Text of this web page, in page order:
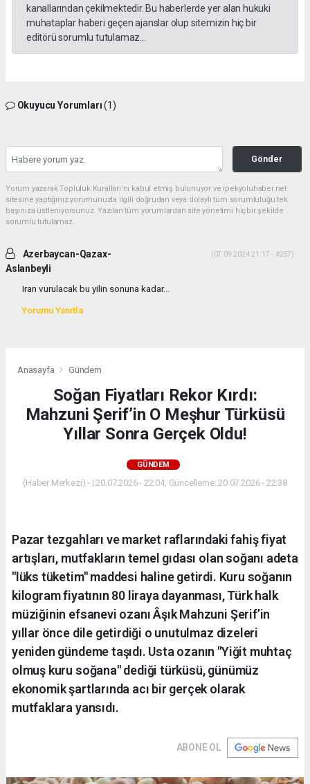
kanallarından çekilmektedir. Bu haberlerde yer alan hukuki
muhataplar haberi geçen ajanslar olup sitemizin hiç bir
editörü sorumlu tutulamaz...
Okuyucu Yorumları(1)
Gönder
Yorum yazarak Topluluk Kuralları’nı kabul etmiş bulunuyor ve ipekyoluhaber.net
sitesine yaptığınız yorumunuzla ilgili doğrudan veya dolaylı tüm sorumluluğu tek
başınıza üstleniyorsunuz. Yazılan tüm yorumlardan site yönetimi hiçbir şekilde
sorumlu tutulamaz.
Azerbaycan-Qazax-
Aslanbeyli
(07.09.2024 21:17 - #257)
Iran vurulacak bu yilin sonuna kadar...
Yorumu Yanıtla
Anasayfa Gündem
Soğan Fiyatları Rekor Kırdı:
Mahzuni Şerif’in O Meşhur Türküsü
Yıllar Sonra Gerçek Oldu!
GÜNDEM
(Haber Merkezi) - | 20.07.2026 - 22:04, Güncelleme: 20.07.2026 - 22:38
Pazar tezgahları ve market raflarındaki fahiş fiyat
artışları, mutfakların temel gıdası olan soğanı adeta
"lüks tüketim" maddesi haline getirdi. Kuru soğanın
kilogram fiyatının 80 liraya dayanması, Türk halk
müziğinin efsanevi ozanı Âşık Mahzuni Şerif’in
yıllar önce dile getirdiği o unutulmaz dizeleri
yeniden gündeme taşıdı. Usta ozanın "Yiğit muhtaç
olmuş kuru soğana" dediği türküsü, günümüz
ekonomik şartlarında acı bir gerçek olarak
mutfaklara yansıdı.
ABONE OL